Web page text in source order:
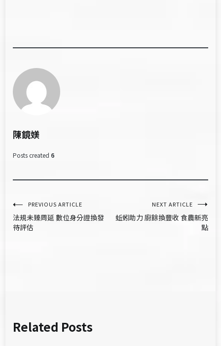
陳鏡媄
Posts created 6
文
章
PREVIOUS ARTICLE
法規未臻周延 數位身分證換發
待評估
NEXT ARTICLE
蚯蚓助力 廚餘換豐收 食農新亮
點
Related Posts